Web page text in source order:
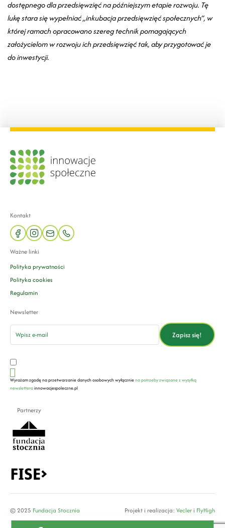
dostępnego dla przedsięwzięć na późniejszym etapie rozwoju. Tę
lukę stara się wypełniać „inkubacja przedsięwzięć społecznych”, w
której ramach opracowano szereg technik pomagających
założycielom w rozwoju ich przedsięwzięć tak, aby przygotować je
do inwestycji.
Kontakt
facebookinstagram
mail phone
Ważne linki
Polityka prywatności
Polityka cookies
Regulamin
Newsletter
email
Zapisz się!
Wyrażam zgodę na przetwarzanie danych osobowych wyłączniena potrzeby związane z wysyłką
newsletterainnowacjespoleczne.pl
Partnerzy
© 2025 Fundacja Stocznia Projekt i realizacja: Vecler i FlyHigh